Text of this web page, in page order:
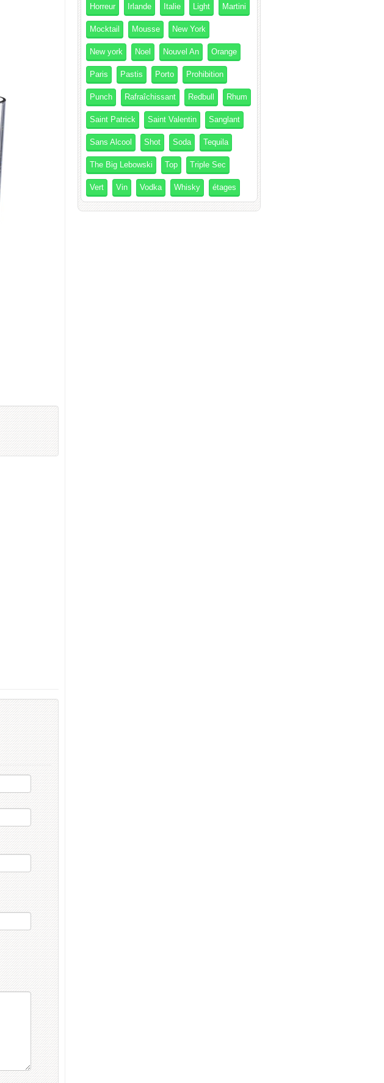
Horreur Irlande Italie Light Martini
Mocktail Mousse New York
New york Noel Nouvel An Orange
Paris Pastis Porto Prohibition
Punch Rafraîchissant Redbull Rhum
Saint Patrick Saint Valentin Sanglant
Sans Alcool Shot Soda Tequila
The Big Lebowski Top Triple Sec
Vert Vin Vodka Whisky étages